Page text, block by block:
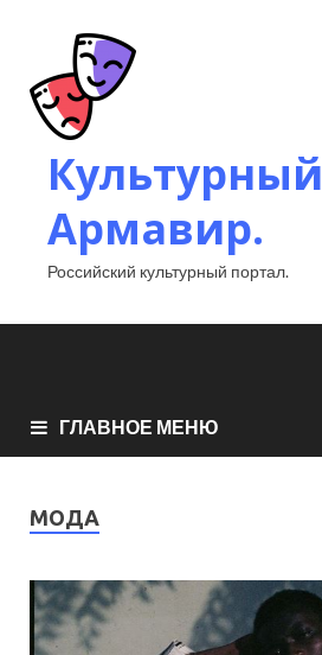
Культурный
Армавир.
Российский культурный портал.
ГЛАВНОЕ МЕНЮ
МОДА